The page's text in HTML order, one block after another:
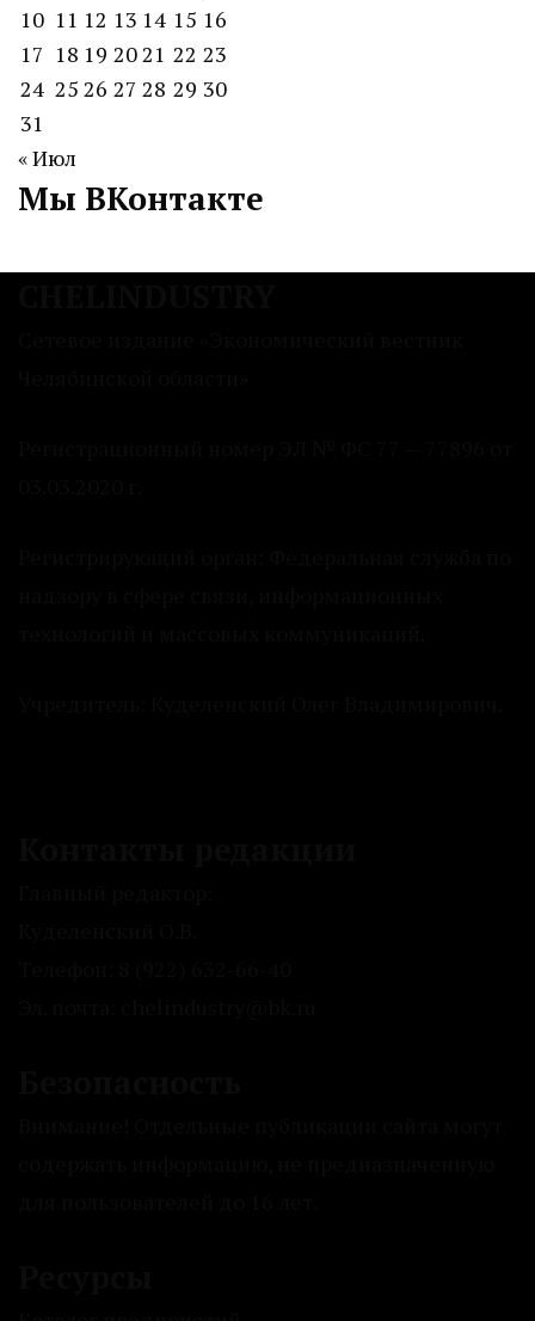
10 11 12 13 14 15 16
17 18 19 2021 22 23
24 25 26 27 28 29 30
31
« Июл
Мы ВКонтакте